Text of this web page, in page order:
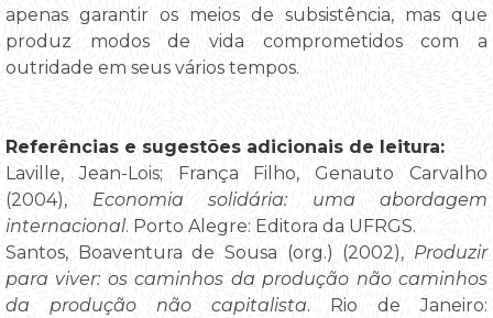
apenas garantir os meios de subsistência, mas que
produz modos de vida comprometidos com a
outridade em seus vários tempos.
Referências e sugestões adicionais de leitura:
Laville, Jean-Lois; França Filho, Genauto Carvalho
(2004), Economia solidária: uma abordagem
internacional. Porto Alegre: Editora da UFRGS.
Santos, Boaventura de Sousa (org.) (2002), Produzir
para viver: os caminhos da produção não caminhos
da produção não capitalista. Rio de Janeiro: